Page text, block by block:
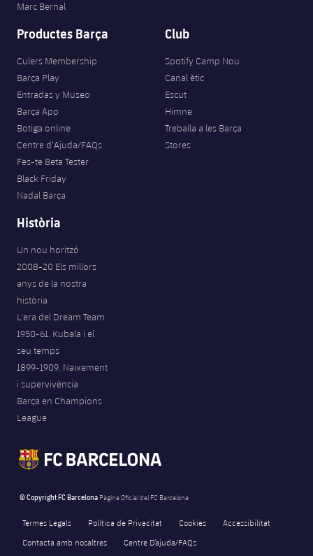
Marc Bernal
Productes Barça
Culers Membership
Barça Play
Entradas y Museo
Barça App
Botiga online
Centre d’Ajuda/FAQs
Fes-te Beta Tester
Black Friday
Nadal Barça
Club
Spotify Camp Nou
Canal ètic
Escut
Himne
Treballa a les Barça
Stores
Història
Un nou horitzó
2008-20 Els millors
anys de la nostra
història
L'era del Dream Team
1950-61. Kubala i el
seu temps
1899-1909. Naixement
i supervivència
Barça en Champions
League
© Copyright FC Barcelona Pàgina Oficial del FC Barcelona
Termes Legals Política de Privacitat Cookies
Accessibilitat
Contacta amb nosaltres
Centre D’ajuda/FAQs